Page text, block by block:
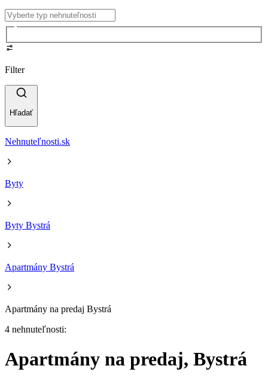
Filter
Hľadať
Nehnuteľnosti.sk
Byty
Byty Bystrá
Apartmány Bystrá
Apartmány na predaj Bystrá
4 nehnuteľnosti:
Apartmány na predaj, Bystrá